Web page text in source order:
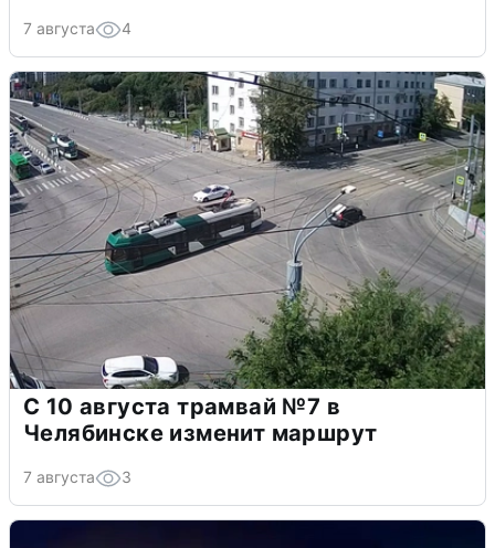
7 августа 4
С 10 августа трамвай №7 в
Челябинске изменит маршрут
7 августа 3